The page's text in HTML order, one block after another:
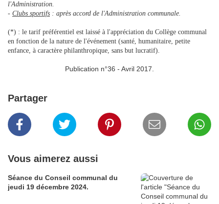
l'Administration.
- Clubs sportifs : après accord de l'Administration communale.
(*) : le tarif préférentiel est laissé à l'appréciation du Collège communal
en fonction de la nature de l'événement (santé, humanitaire, petite
enfance, à caractère philanthropique, sans but lucratif).
Publication n°36 - Avril 2017.
Partager
Vous aimerez aussi
Séance du Conseil communal du
jeudi 19 décembre 2024.